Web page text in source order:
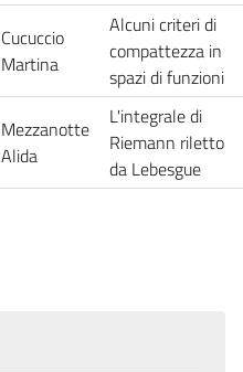
Cucuccio
Martina
Alcuni criteri di
compattezza in
spazi di funzioni
Mezzanotte
Alida
L'integrale di
Riemann riletto
da Lebesgue